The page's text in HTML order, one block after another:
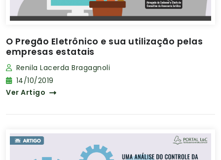
O Pregão Eletrônico e sua utilização pelas
empresas estatais
Renila Lacerda Bragagnoli
14/10/2019
Ver Artigo